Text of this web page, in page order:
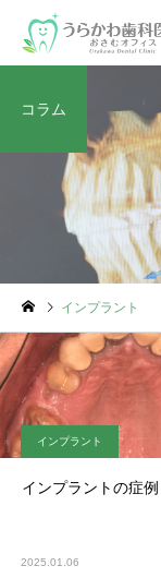
コラム
インプラント
インプラント
インプラントの症例
2025.01.06